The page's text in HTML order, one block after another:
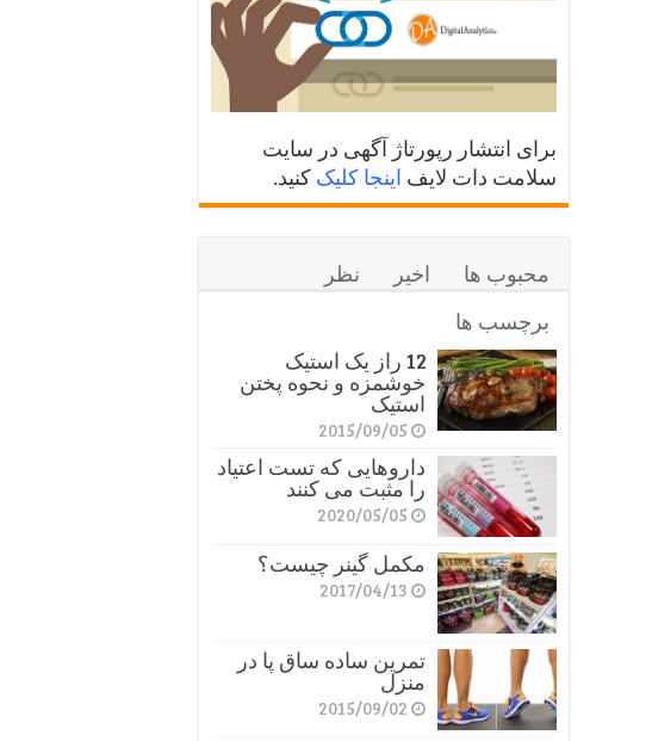
برای انتشار رپورتاژ آگهی در سایت
سلامت دات لایف اینجا کلیک کنید.
محبوب ها اخیر
نظر
برچسب ها
12 راز یک استیک
خوشمزه و نحوه پختن
استیک
2015/09/05
داروهایی که تست اعتیاد
را مثبت می کنند
2020/05/05
مکمل گینر چیست؟
2017/04/13
تمرین ساده ساق پا در
منزل
2015/09/02